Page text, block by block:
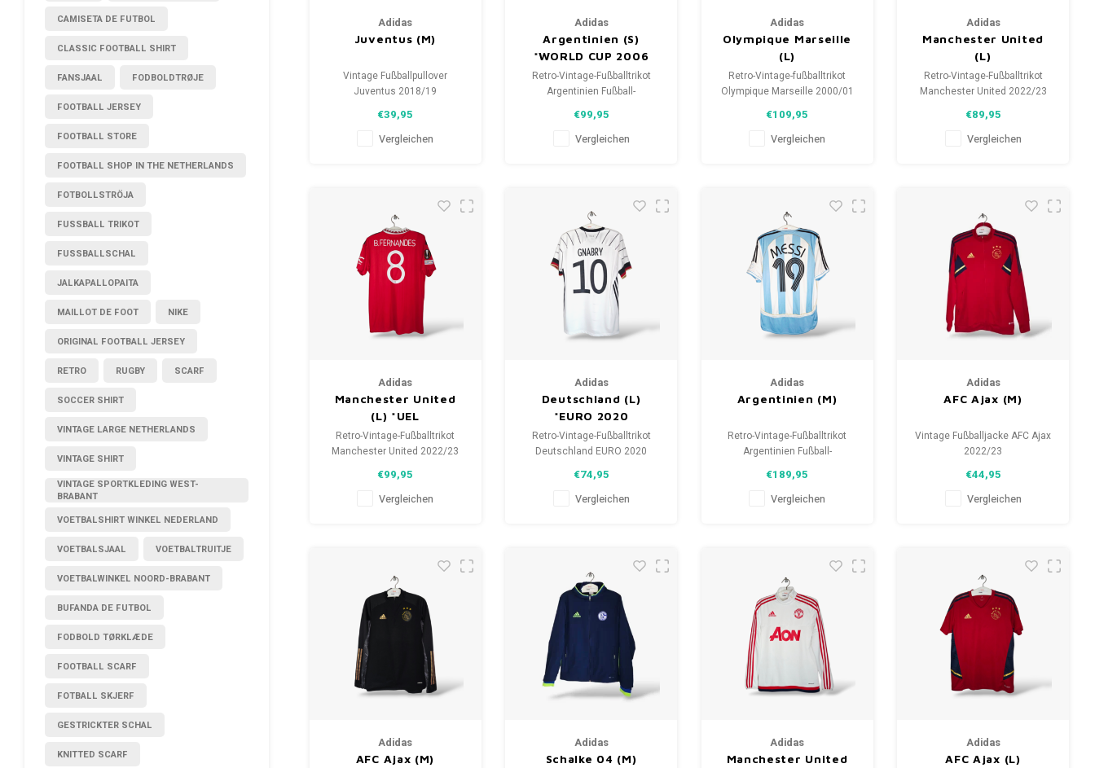
CAMISETA DE FUTBOL
CLASSIC FOOTBALL SHIRT
FANSJAAL FODBOLDTRØJE
FOOTBALL JERSEY
FOOTBALL STORE
FOOTBALL SHOP IN THE NETHERLANDS
FOTBOLLSTRÖJA
FUSSBALL TRIKOT
FUSSBALLSCHAL
JALKAPALLOPAITA
MAILLOT DE FOOT NIKE
ORIGINAL FOOTBALL JERSEY
RETRO RUGBY SCARF
SOCCER SHIRT
VINTAGE LARGE NETHERLANDS
VINTAGE SHIRT
VINTAGE SPORTKLEDING WEST-
BRABANT
VOETBALSHIRT WINKEL NEDERLAND
VOETBALSJAAL VOETBALTRUITJE
VOETBALWINKEL NOORD-BRABANT
BUFANDA DE FUTBOL
FODBOLD TØRKLÆDE
FOOTBALL SCARF
FOTBALL SKJERF
GESTRICKTER SCHAL
KNITTED SCARF
Adidas
Juventus (M)
Vintage Fußballpullover
Juventus 2018/19
Zustand: 9.5/10 (gebraucht)
€39,95
Vergleichen
Adidas
Argentinien (S)
*WORLD CUP 2006
Retro-Vintage-Fußballtrikot
Argentinien Fußball-
Größe: S (unisex)
Gesamtzustand des Hemdes:
€99,95
Vergleichen
Adidas
Olympique Marseille
(L)
Retro-Vintage-fußballtrikot
Olympique Marseille 2000/01
Gesamtzustand des Hemdes:
10/10 (gebraucht)
€109,95
Vergleichen
Adidas
Manchester United
(L)
Retro-Vintage-Fußballtrikot
Manchester United 2022/23
Gesamtzustand des Hemdes:
10/10 (gebraucht)
€89,95
Vergleichen
Adidas
Manchester United
(L) *UEL
Retro-Vintage-Fußballtrikot
Manchester United 2022/23
Gesamtzustand des Hemdes:
10/10 (gebraucht)
€99,95
Vergleichen
Adidas
Deutschland (L)
*EURO 2020
Retro-Vintage-Fußballtrikot
Deutschland EURO 2020
Gesamtzustand des Hemdes:
10/10 (gebraucht)
€74,95
Vergleichen
Adidas
Argentinien (M)
Retro-Vintage-Fußballtrikot
Argentinien Fußball-
Größe: M (unisex)
Gesamtzustand des Hemdes:
€189,95
Vergleichen
Adidas
AFC Ajax (M)
Vintage Fußballjacke AFC Ajax
2022/23
Zustand: 9.5/10 (gebraucht)
€44,95
Vergleichen
Adidas
AFC Ajax (M)
Adidas
Schalke 04 (M)
Adidas
Manchester United
Adidas
AFC Ajax (L)